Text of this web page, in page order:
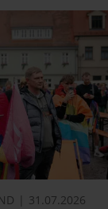
31.07.2026